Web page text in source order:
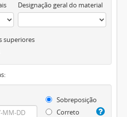
Designação geral do material
superiores
Sobreposição
Correto